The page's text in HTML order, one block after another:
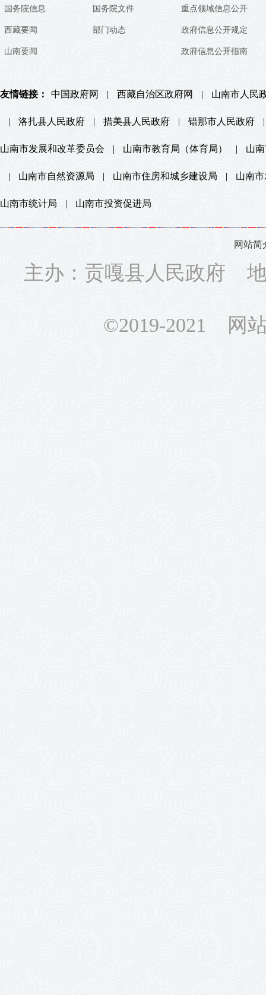
国务院信息
西藏要闻
山南要闻
国务院文件
部门动态
重点领域信息公开
政府信息公开规定
政府信息公开指南
友情链接： 中国政府网 | 西藏自治区政府网 | 山南市人民
| 洛扎县人民政府 | 措美县人民政府 | 错那市人民政府 |
山南市发展和改革委员会 | 山南市教育局（体育局） | 山
| 山南市自然资源局 | 山南市住房和城乡建设局 | 山南
山南市统计局 | 山南市投资促进局
网站简
主办：贡嘎县人民政府
©2019-2021 网